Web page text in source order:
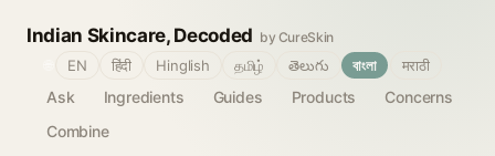
Indian Skincare, Decoded by CureSkin
Ask Ingredients Guides Products
Concerns
Combine
EN हिंदी Hinglish தமிழ் తెలుగు বাংলা मराठी